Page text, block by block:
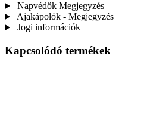
Napvédők Megjegyzés
Ajakápolók - Megjegyzés
Jogi információk
Kapcsolódó termékek